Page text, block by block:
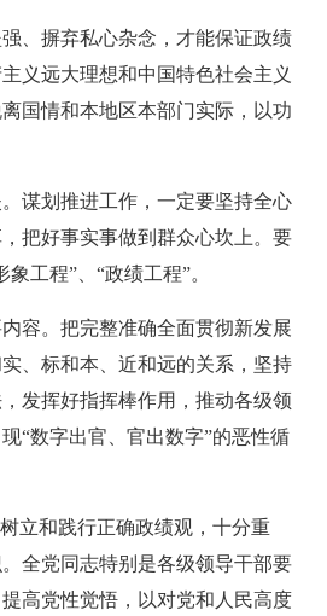
、摒弃私心杂念，才能保证政绩
义远大理想和中国特色社会主义
国情和本地区本部门实际，以功
谋划推进工作，一定要坚持全心
把好事实事做到群众心坎上。要
工程”、“政绩工程”。
容。把完整准确全面贯彻新发展
、标和本、近和远的关系，坚持
发挥好指挥棒作用，推动各级领
“数字出官、官出数字”的恶性循
立和践行正确政绩观，十分重
全党同志特别是各级领导干部要
高党性觉悟，以对党和人民高度